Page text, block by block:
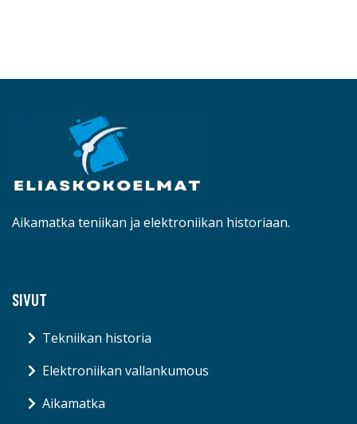
Aikamatka teniikan ja elektroniikan historiaan.
SIVUT
Tekniikan historia
Elektroniikan vallankumous
Aikamatka